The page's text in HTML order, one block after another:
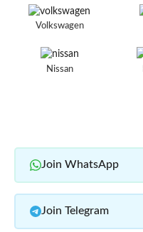
Volkswagen
Nissan
Join WhatsApp
Join Telegram